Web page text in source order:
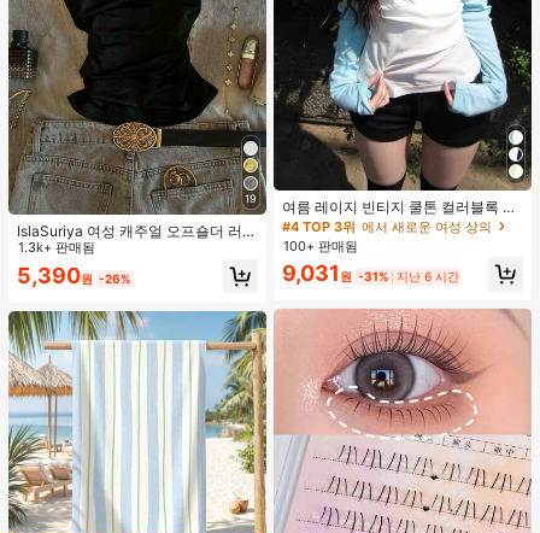
19
IslaSuriya 여성 캐주얼 오프숄더 러치
핏 솔리드 블랙 티셔츠, 데일리 출퇴
근, 여름에 적합
1.3k+ 판매됨
5,390원 -26%
여름 레이지 빈티지 쿨톤 컬러블록 얇
은 시어 긴팔 슬림핏 플래터링 탑
#4 TOP 3위 에서 새로운 여성 상의
100+ 판매됨
9,031 원 -31% 지난 6 시간